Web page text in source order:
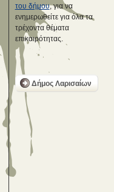
του δήμου, για να
ενημερωθείτε για όλα τα
τρέχοντα θέματα
επικαιρότητας.
Δήμος Λαρισαίων